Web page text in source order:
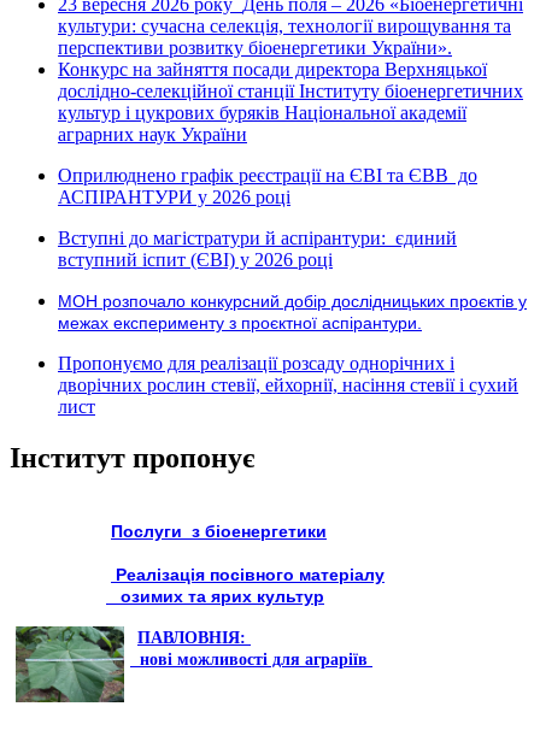
культури: сучасна селекція, технології вирощування та
перспективи розвитку біоенергетики України».
Конкурс на зайняття посади директора Верхняцької
дослідно-селекційної станції Інституту біоенергетичних
культур і цукрових буряків Національної академії
аграрних наук України
Оприлюднено графік реєстрації на ЄВІ та ЄВВ до
АСПІРАНТУРИ у 2026 році
Вступні до магістратури й аспірантури: єдиний
вступний іспит (ЄВІ) у 2026 році
МОН розпочало конкурсний добір дослідницьких проєктів у
межах експерименту з проєктної аспірантури.
Пропонуємо для реалізації розсаду однорічних і
дворічних рослин стевії, ейхорнії, насіння стевії і сухий
лист
Інститут пропонує
Послуги з біоенергетики
Реалізація посівного матеріалу
озимих та ярих культур
ПАВЛОВНІЯ:
нові можливості для аграріїв